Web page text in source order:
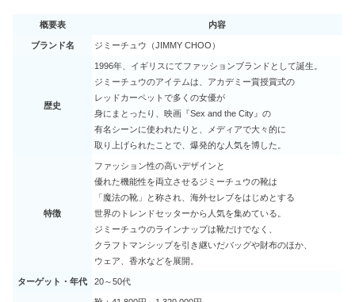
ヤマハ音楽教室は危ない？後悔の口コ
ミがやばい＆潰れるは嘘？
エアマックスココはダサい&疲れる？
ノーノーヘアの口コミ｜スマートプロ
使い方のコツ＆永久脱毛効果の評判
は？
概要表 内容
ブランド名 ジミーチュウ（JIMMY CHOO）
歴史
1996年、イギリスにてファッションブランドとして誕生。
ジミーチュウのアイテムは、アカデミー賞授賞式の
レッドカーペットで多くの女優が
身にまとったり、映画『Sex and the City』の
有名シーンに使われたりと、メディアで大々的に
取り上げられたことで、爆発的な人気を博した。
特徴
ファッション性の高いデザインと
優れた機能性を両立させるジミーチュウの靴は
「魔法の靴」と称され、海外セレブをはじめとする
世界のトレンドセッターから人気を集めている。
ジミーチュウのラインナップは靴だけでなく、
クラフトマンシップを引き継いだバッグや財布のほか、
ウェア、香水などを展開。
ターゲット・年代 20～50代